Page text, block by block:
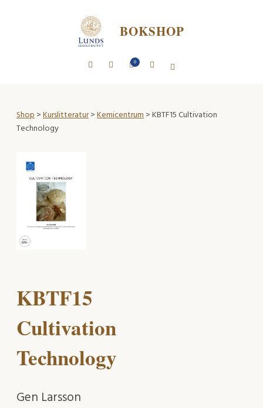
BOKSHOP
0
Shop>Kurslitteratur>Kemicentrum> KBTF15 Cultivation
Technology
KBTF15
Cultivation
Technology
Gen Larsson